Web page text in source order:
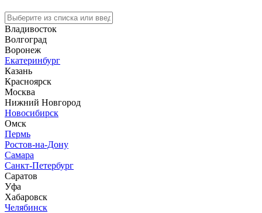
Владивосток
Волгоград
Воронеж
Екатеринбург
Казань
Красноярск
Москва
Нижний Новгород
Новосибирск
Омск
Пермь
Ростов-на-Дону
Самара
Санкт-Петербург
Саратов
Уфа
Хабаровск
Челябинск